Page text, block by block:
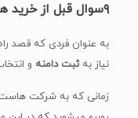
۹سوال قبل از خرید هاست
به عنوان فردی که قصد
نیاز بهثبت دامنه و
زمانی که به شرکت